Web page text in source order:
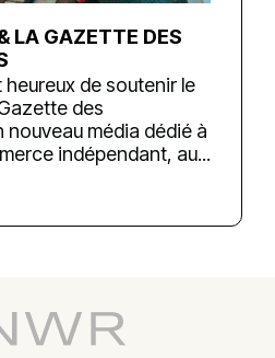
LA GAZETTE DES
heureux de soutenir le
des
nouveau média dédié à
indépendant, au...